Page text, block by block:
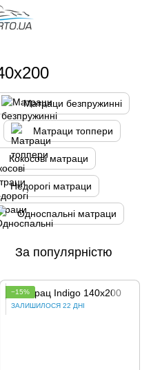
Матраци безпружинні
Матраци топпери
Кокосові матраци
Недорогі матраци
Односпальні матраци
За популярністю
−15%
ЗАЛИШИЛОСЯ 22 ДНІ